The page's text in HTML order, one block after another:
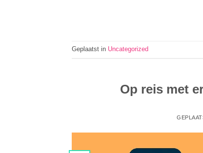
Geplaatst in Uncategorized
Op reis met